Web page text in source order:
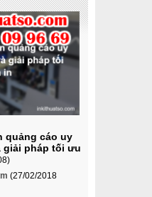
quảng cáo uy
giải pháp tối ưu
(27/02/2018